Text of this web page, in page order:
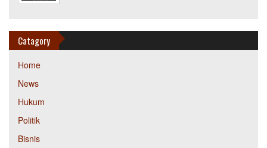
Catagory
Home
News
Hukum
Politik
Bisnis